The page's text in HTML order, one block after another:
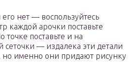
нет — воспользуйтесь
каждой арочки поставьте
поставьте и на
сеточки — издалека эти детали
но именно они придают рисунку